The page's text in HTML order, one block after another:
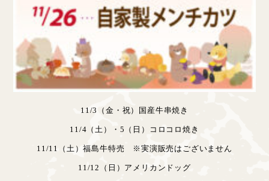
11/3（金・祝）国産牛串焼き
11/4（土）・5（日）コロコロ焼き
11/11（土）福島牛特売 ※実演販売はございません
11/12（日）アメリカンドッグ